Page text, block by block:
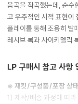
음곡을 작곡했는데, 순수
고 우주적인 시적 표현이
플레이를 통해 조용히 발
레시브 록과 사이키델릭
LP 구매시 참고 사항
※ 재킷/구성품/포장 상태
1) 제작/배송 과정에 따